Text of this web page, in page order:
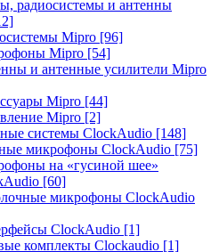
радиосистемы и антенны
Mipro [96]
Mipro [54]
и антенные усилители Mipro
Mipro [44]
Mipro [2]
системы ClockAudio [148]
микрофоны ClockAudio [75]
на «гусиной шее»
[60]
микрофоны ClockAudio
ClockAudio [1]
комплекты Clockaudio [1]